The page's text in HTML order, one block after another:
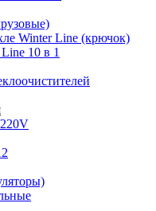
Winter Line (крючок)
10 в 1